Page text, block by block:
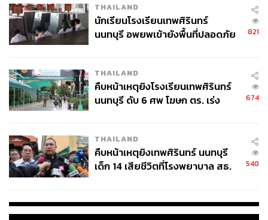
THAILAND
นักเรียนโรงเรียนเทพศิรินทร์
นนทบุรี อพยพเข้ายังพื้นที่ปลอดภัย
821
THAILAND
คืบหน้าเหตุยิงโรงเรียนเทพศิรินทร์
นนทบุรี ดับ 6 ศพ โฆษก ตร. เร่ง
674
THAILAND
คืบหน้าเหตุยิงเทพศิรินทร์ นนทบุรี
เด็ก 14 เสียชีวิตที่โรงพยาบาล สธ.
540